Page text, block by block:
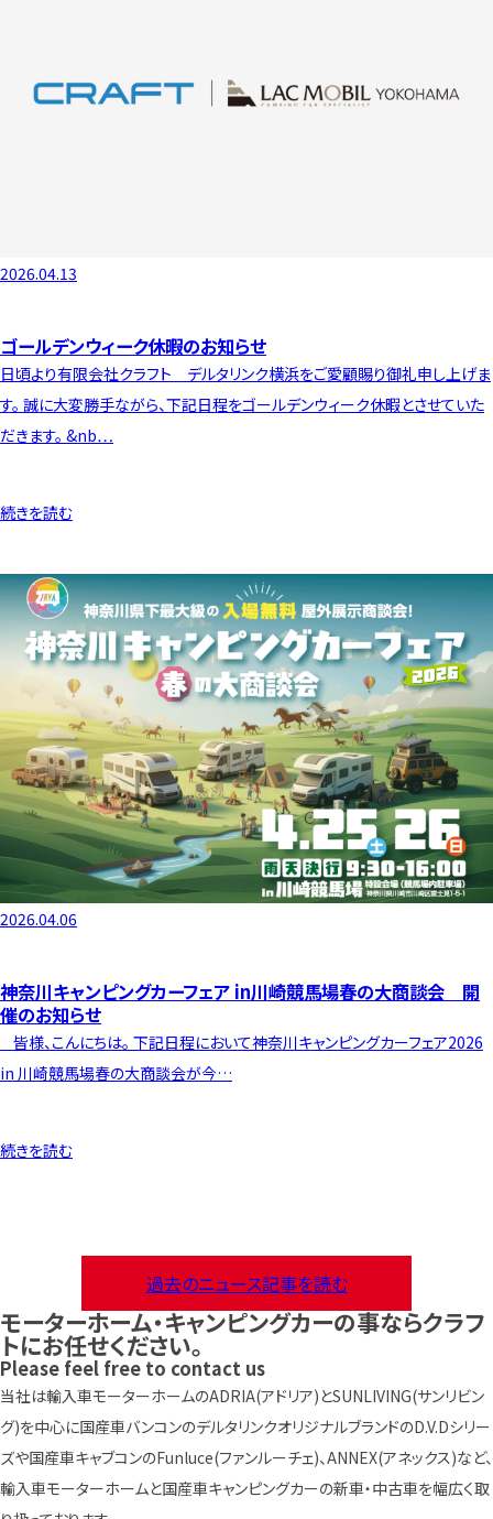
2026.04.13
ゴールデンウィーク休暇のお知らせ
日頃より有限会社クラフト デルタリンク横浜をご愛顧賜り御礼申し上げま
す。 誠に大変勝手ながら、下記日程をゴールデンウィーク休暇とさせていた
だきます。 &nb…
続きを読む
2026.04.06
神奈川キャンピングカーフェア in川崎競馬場春の大商談会 開
催のお知らせ
皆様、こんにちは。 下記日程において神奈川キャンピングカーフェア2026
in 川崎競馬場春の大商談会が今…
続きを読む
過去のニュース記事を読む
モーターホーム・キャンピングカーの事ならクラフ
トにお任せください。
Please feel free to contact us
当社は輸入車モーターホームのADRIA(アドリア)とSUNLIVING(サンリビン
グ)を中心に国産車バンコンのデルタリンクオリジナルブランドのD.V.Dシリー
ズや国産車キャブコンのFunluce(ファンルーチェ)、ANNEX(アネックス)など、
輸入車モーターホームと国産車キャンピングカーの新車・中古車を幅広く取